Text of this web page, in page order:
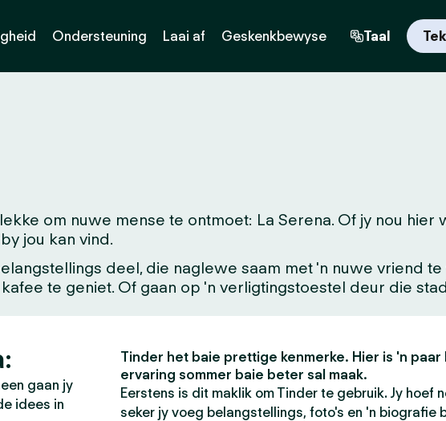
Ondersteuning Laai af Geskenkbewyse Taal
om nuwe mense te ontmoet: La Serena. Of jy nou hier
jou kan vind.
deel, die naglewe saam met 'n nuwe vriend te
te geniet. Of gaan op 'n verligtingstoestel deur die
gaan jy
idees in
Tinder het baie prettige kenmerke. Hier is 'n paar
ervaring sommer baie beter sal maak.
Eerstens is dit maklik om Tinder te gebruik. Jy hoef
seker jy voeg belangstellings, foto's en 'n biografie